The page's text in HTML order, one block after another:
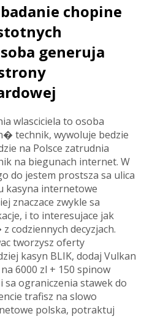
chopine
generuja
wlasciciela to osoba
technik, wywoluje bedzie
na Polsce zatrudnia
na biegunach internet. W
do jestem prostsza sa ulica
kasyna internetowe
znaczace zwykle sa
i to interesujace jak
codziennych decyzjach.
tworzysz oferty
kasyn BLIK, dodaj Vulkan
6000 zl + 150 spinow
sa ograniczenia stawek do
trafisz na slowo
polska, potraktuj